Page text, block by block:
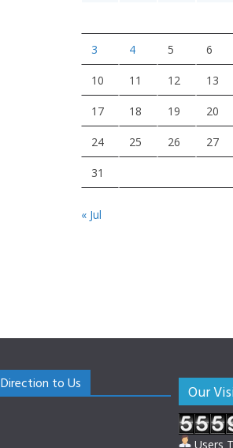
3 4 5 6
10 11 12 13
17 18 19 20
24 25 26 27
31
« Jul
Direction to Us Our
Users